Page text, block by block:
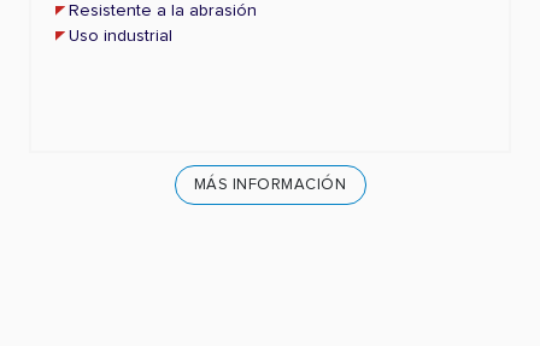
Resistente a la abrasión
Uso industrial
MÁS INFORMACIÓN